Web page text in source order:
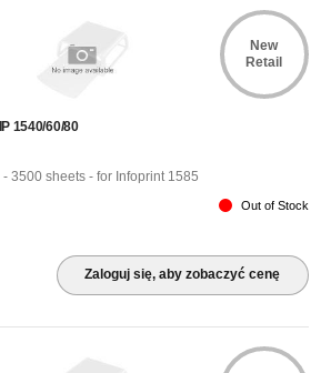
New
Retail
1540/60/80
- 3500 sheets - for Infoprint 1585
Out of Stock
Zaloguj się, aby zobaczyć cenę